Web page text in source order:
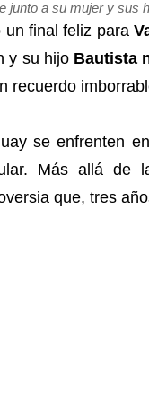
junto a su mujer y sus
un final feliz para
y su hijo Bautista
recuerdo
se enfrenten
Más allá de
que, tres